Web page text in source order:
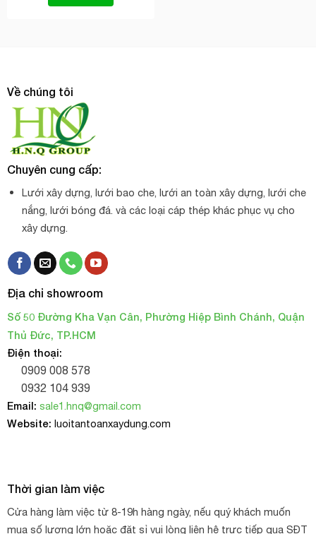
Về chúng tôi
Chuyên cung cấp:
Lưới xây dựng, lưới bao che, lưới an toàn xây dựng, lưới che
nắng, lưới bóng đá. và các loại cáp thép khác phục vụ cho
xây dựng.
Địa chỉ showroom
Số 50 Đường Kha Vạn Cân, Phường Hiệp Bình Chánh, Quận
Thủ Đức, TP.HCM
Điện thoại:
0909 008 578
0932 104 939
Email: sale1.hnq@gmail.com
Website: luoitantoanxaydung.com
Thời gian làm việc
Cửa hàng làm việc từ 8-19h hàng ngày, nếu quý khách muốn
mua số lượng lớn hoặc đặt sỉ vui lòng liên hệ trực tiếp qua SĐT